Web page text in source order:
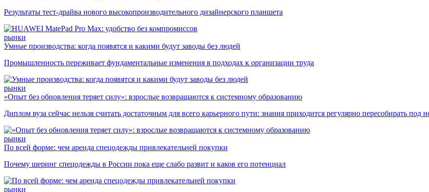
Результаты тест-драйва нового высокопроизводительного дизайнерского планшета
рынки
Умные производства: когда появятся и какими будут заводы без людей
Промышленность переживает фундаментальные изменения в подходах к организации труда
рынки
«Опыт без обновления теряет силу»: взрослые возвращаются к системному образованию
Диплом вуза сейчас нельзя считать достаточным для всего карьерного пути: знания приходится регулярно пересобирать под
рынки
По всей форме: чем аренда спецодежды привлекательней покупки
Почему шеринг спецодежды в России пока еще слабо развит и каков его потенциал
рынки